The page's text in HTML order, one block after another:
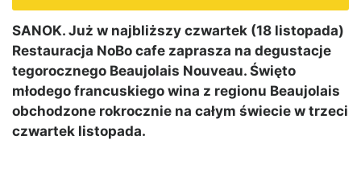
SANOK. Już w najbliższy czwartek (18 listopada)
Restauracja NoBo cafe zaprasza na degustacje
tegorocznego Beaujolais Nouveau. Święto
młodego francuskiego wina z regionu Beaujolais
obchodzone rokrocznie na całym świecie w trzeci
czwartek listopada.